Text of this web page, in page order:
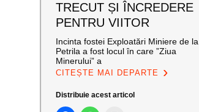
TRECUT ȘI ÎNCREDERE
PENTRU VIITOR
Incinta fostei Exploatări Miniere de la
Petrila a fost locul în care ”Ziua
Minerului” a
CITEȘTE MAI DEPARTE
Distribuie acest articol